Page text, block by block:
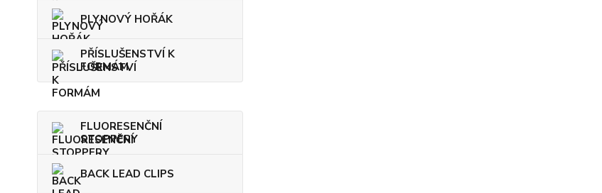
PLYNOVÝ HOŘÁK
PŘÍSLUŠENSTVÍ K
FORMÁM
FLUORESENČNÍ
STOPPERY
BACK LEAD CLIPS